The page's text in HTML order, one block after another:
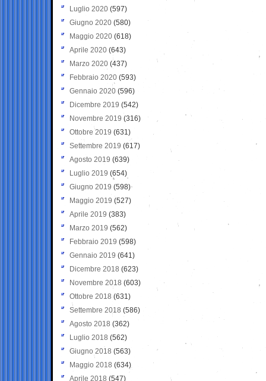
Luglio 2020 (597)
Giugno 2020 (580)
Maggio 2020 (618)
Aprile 2020 (643)
Marzo 2020 (437)
Febbraio 2020 (593)
Gennaio 2020 (596)
Dicembre 2019 (542)
Novembre 2019 (316)
Ottobre 2019 (631)
Settembre 2019 (617)
Agosto 2019 (639)
Luglio 2019 (654)
Giugno 2019 (598)
Maggio 2019 (527)
Aprile 2019 (383)
Marzo 2019 (562)
Febbraio 2019 (598)
Gennaio 2019 (641)
Dicembre 2018 (623)
Novembre 2018 (603)
Ottobre 2018 (631)
Settembre 2018 (586)
Agosto 2018 (362)
Luglio 2018 (562)
Giugno 2018 (563)
Maggio 2018 (634)
Aprile 2018 (547)